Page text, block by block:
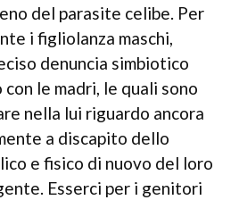
del parasite celibe. Per
i figliolanza maschi,
denuncia simbiotico
le madri, le quali sono
nella lui riguardo ancora
a discapito dello
e fisico di nuovo del loro
Esserci per i genitori